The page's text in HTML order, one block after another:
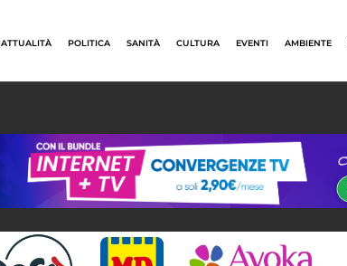
ATTUALITÀ POLITICA SANITÀ CULTURA EVENTI AMBIENTE